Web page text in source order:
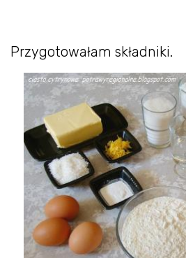
Przygotowałam składniki.